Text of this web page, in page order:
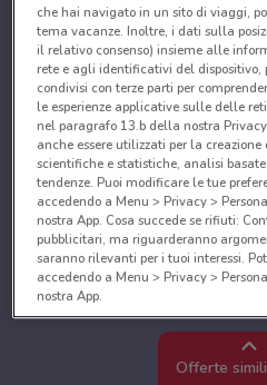
Offerte simili
che hai navigato in un sito di viaggi,
tema vacanze. Inoltre, i dati sulla
il relativo consenso) insieme alle
rete e agli identificativi del dispositivo,
condivisi con terze parti per
le esperienze applicative sulle delle
nel paragrafo 13.b della nostra
anche essere utilizzati per la
scientifiche e statistiche, analisi
tendenze. Puoi modificare le tue
accedendo a Menu > Privacy >
nostra App. Cosa succede se rifiuti:
pubblicitari, ma riguarderanno
saranno rilevanti per i tuoi interessi.
accedendo a Menu > Privacy >
nostra App.
Noi e i nostri partner
Utilizzare dati di geolocalizzazione
caratteristiche del dispositivo ai fini